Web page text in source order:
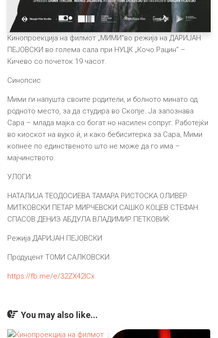
Кинопроекција на филмот „МИМИ“во режија на ДАРИЈАН
ПЕЈОВСКИ во голема сала при НУЦК „Кочо Рацин“ –
Кичево со почеток 19 часот.
Синопсис
Мими ги напушта своите родители, и болното минато од
родното место, за да студира во Скопје. Ја запознава
Сара – млада мајка со богат но насилен сопруг. Работејќи
во киоскот на вујко ѝ, и како бебиситерка за Сара, Мими
копнее по единственото што не може да го има –
мајчинството.
УЛОГИ:
НАТАЛИЈА ТЕОДОСИЕВА ТАМАРА РИСТОСКА ОЛИВЕР
МИТКОВСКИ ПЕТАР МИРЧЕВСКИ САШКО КОЦЕВ СТЕФАН
СПАСОВ ДЕНИЗ АБДУЛА ВЛАДИМИР ПЕТКОВИЌ
Режија ДАРИЈАН ПЕЈОВСКИ
Продуцент ТОМИ САЛКОВСКИ
https://fb.me/e/32ZX42ICx
You may also like...